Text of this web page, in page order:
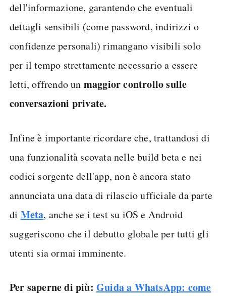
dell'informazione, garantendo che eventuali
dettagli sensibili (come password, indirizzi o
confidenze personali) rimangano visibili solo
per il tempo strettamente necessario a essere
letti, offrendo un maggior controllo sulle
conversazioni private.
Infine è importante ricordare che, trattandosi di
una funzionalità scovata nelle build beta e nei
codici sorgente dell'app, non è ancora stato
annunciata una data di rilascio ufficiale da parte
di Meta, anche se i test su iOS e Android
suggeriscono che il debutto globale per tutti gli
utenti sia ormai imminente.
Per saperne di più: Guida a WhatsApp: come